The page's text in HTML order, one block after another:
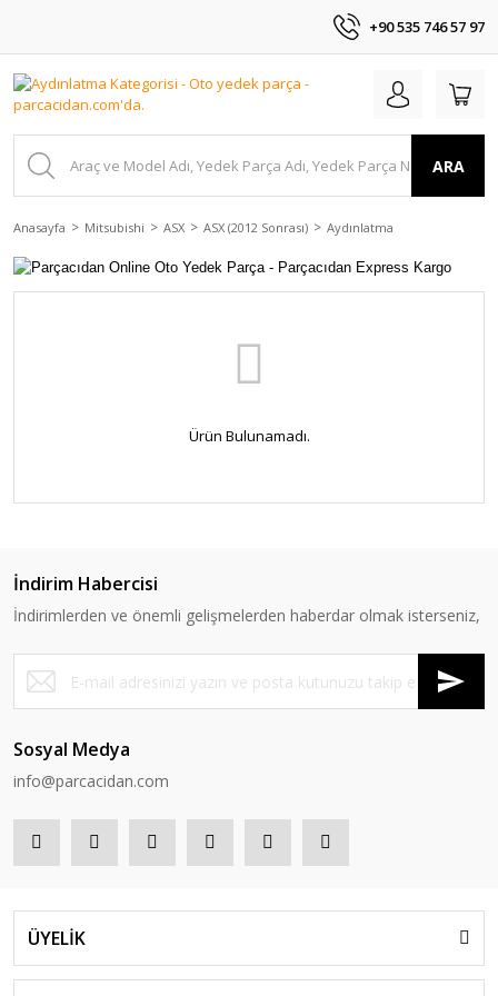
+90 535 746 57 97
ARA
Anasayfa Mitsubishi ASX ASX (2012 Sonrası) Aydınlatma
Ürün Bulunamadı.
İndirim Habercisi
İndirimlerden ve önemli gelişmelerden haberdar olmak isterseniz,
Sosyal Medya
info@parcacidan.com
ÜYELİK